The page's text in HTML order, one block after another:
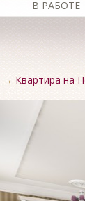
В РАБОТЕ
→ Квартира на